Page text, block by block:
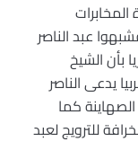
عبد الناصر
بأن الشيخ
يدعى الناصر
كما
للترويج لعبد